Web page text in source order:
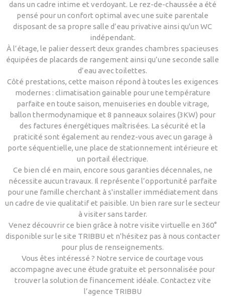
dans un cadre intime et verdoyant. Le rez-de-chaussée a été
pensé pour un confort optimal avec une suite parentale
disposant de sa propre salle d’eau privative ainsi qu'un WC
indépendant.
À l’étage, le palier dessert deux grandes chambres spacieuses
équipées de placards de rangement ainsi qu’une seconde salle
d’eau avec toilettes.
Côté prestations, cette maison répond à toutes les exigences
modernes : climatisation gainable pour une température
parfaite en toute saison, menuiseries en double vitrage,
ballon thermodynamique et 8 panneaux solaires (3KW) pour
des factures énergétiques maîtrisées. La sécurité et la
praticité sont également au rendez-vous avec un garage à
porte séquentielle, une place de stationnement intérieure et
un portail électrique.
Ce bien clé en main, encore sous garanties décennales, ne
nécessite aucun travaux. Il représente l’opportunité parfaite
pour une famille cherchant à s'installer immédiatement dans
un cadre de vie qualitatif et paisible. Un bien rare sur le secteur
à visiter sans tarder.
Venez découvrir ce bien grâce à notre visite virtuelle en 360°
disponible sur le site TRIBBU et n'hésitez pas à nous contacter
pour plus de renseignements.
Vous êtes intéressé ? Notre service de courtage vous
accompagne avec une étude gratuite et personnalisée pour
trouver la solution de financement idéale. Contactez vite
l’agence TRIBBU